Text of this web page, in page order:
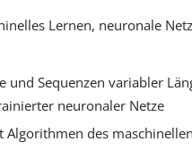
Lernen, neuronale
Sequenzen variabler
neuronaler Netze
des